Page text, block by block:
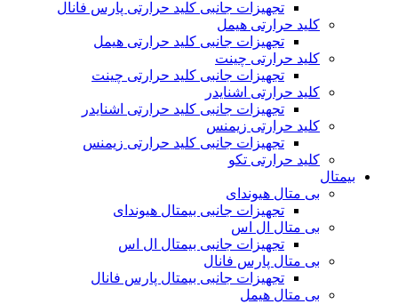
تجهیزات جانبی کلید حرارتی پارس فانال
کلید حرارتی هیمل
تجهیزات جانبی کلید حرارتی هیمل
کلید حرارتی چینت
تجهیزات جانبی کلید حرارتی چینت
کلید حرارتی اشنایدر
تجهیزات جانبی کلید حرارتی اشنایدر
کلید حرارتی زیمنس
تجهیزات جانبی کلید حرارتی زیمنس
کلید حرارتی تکو
بیمتال
بی متال هیوندای
تجهیزات جانبی بیمتال هیوندای
بی متال ال اس
تجهیزات جانبی بیمتال ال اس
بی متال پارس فانال
تجهیزات جانبی بیمتال پارس فانال
بی متال هیمل